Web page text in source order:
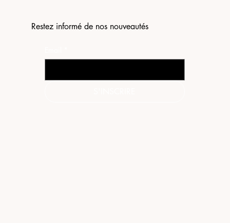
Restez informé de nos nouveautés